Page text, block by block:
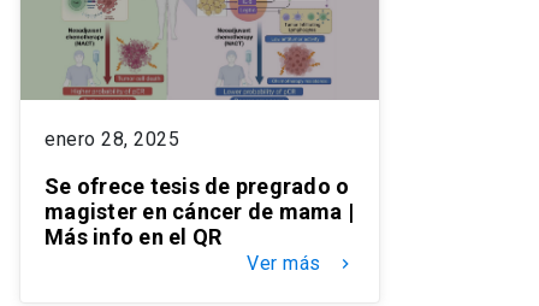
enero 28, 2025
Se ofrece tesis de pregrado o
magister en cáncer de mama |
Más info en el QR
Ver más keyboard_arrow_right